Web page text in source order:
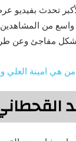
تحدث
واسع من
بشكل مفاجئ وعن
من هي امينة العلي